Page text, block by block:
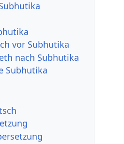
vor Subhutika
nach Subhutika
Subhutika